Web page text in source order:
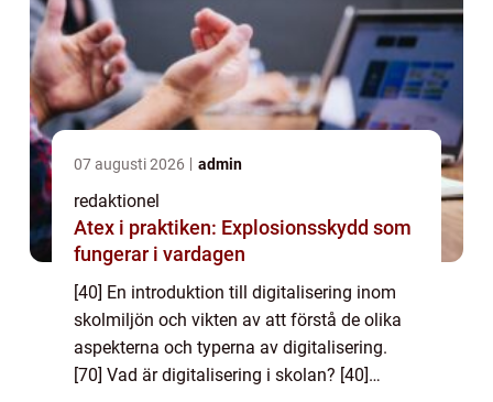
07 augusti 2026 admin
redaktionel
Atex i praktiken: Explosionsskydd som
fungerar i vardagen
[40] En introduktion till digitalisering inom
skolmiljön och vikten av att förstå de olika
aspekterna och typerna av digitalisering.
[70] Vad är digitalisering i skolan? [40]